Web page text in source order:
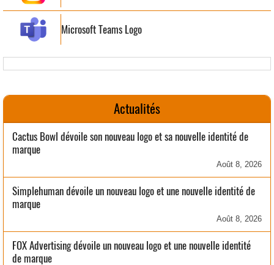
Microsoft Teams Logo
Actualités
Cactus Bowl dévoile son nouveau logo et sa nouvelle identité de
marque
Août 8, 2026
Simplehuman dévoile un nouveau logo et une nouvelle identité de
marque
Août 8, 2026
FOX Advertising dévoile un nouveau logo et une nouvelle identité
de marque